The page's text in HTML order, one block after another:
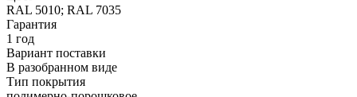
RAL 5010; RAL 7035
Гарантия
1 год
Вариант поставки
В разобранном виде
Тип покрытия